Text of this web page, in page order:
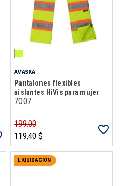
AVASKA
Pantalones flexibles
aislantes HiVis para mujer
7007
199.00
119,40 $
LIQUIDACIÓN